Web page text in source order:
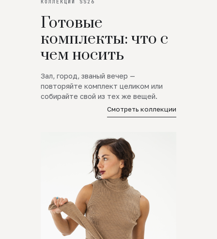
КОЛЛЕКЦИИ SS26
Готовые
комплекты: что с
чем носить
Зал, город, званый вечер —
повторяйте комплект целиком или
собирайте свой из тех же вещей.
Смотреть коллекции